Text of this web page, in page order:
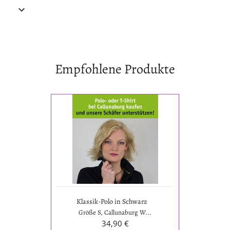
Empfohlene Produkte
Polo
Klassik-Polo in Schwarz
Größe S, Callunaburg W...
34,90 €